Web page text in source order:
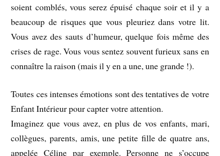
soient comblés, vous serez épuisé chaque soir et il y a
beaucoup de risques que vous pleuriez dans votre lit.
Vous avez des sauts d’humeur, quelque fois même des
crises de rage. Vous vous sentez souvent furieux sans en
connaître la raison (mais il y en a une, une grande !).
Toutes ces intenses émotions sont des tentatives de votre
Enfant Intérieur pour capter votre attention.
Imaginez que vous avez, en plus de vos enfants, mari,
collègues, parents, amis, une petite fille de quatre ans,
appelée Céline par exemple. Personne ne s’occupe